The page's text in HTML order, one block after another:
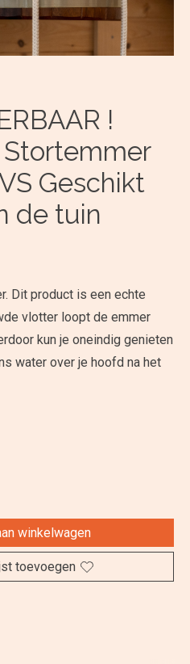
!
Geschikt
de tuin
Dit product is een echte
vlotter loopt de emmer
kun je oneindig genieten
water over je hoofd na het
winkelwagen
toevoegen